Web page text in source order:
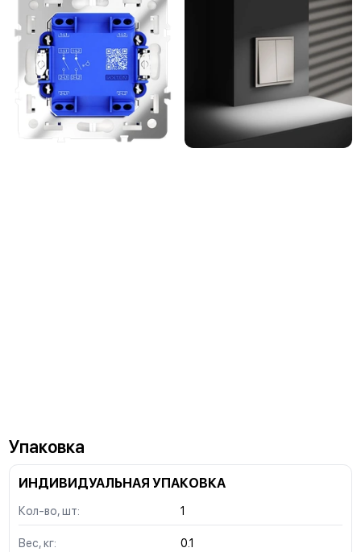
Упаковка
ИНДИВИДУАЛЬНАЯ УПАКОВКА
Кол-во, шт: 1
Вес, кг: 0.1